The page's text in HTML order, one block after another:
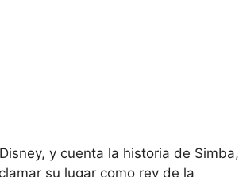
y cuenta la historia de Simba,
su lugar como rey de la